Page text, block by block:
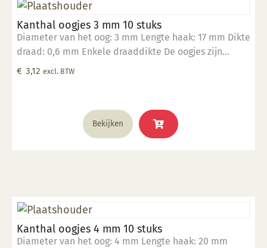
Kanthal oogjes 3 mm 10 stuks
Diameter van het oog: 3 mm Lengte haak: 17 mm Dikte
draad: 0,6 mm Enkele draaddikte De oogjes zijn
hittebestendig tot 1400°C Geschikt om in klei te
€ 3,12 excl. BTW
Bekijken
Kanthal oogjes 4 mm 10 stuks
Diameter van het oog: 4 mm Lengte haak: 20 mm